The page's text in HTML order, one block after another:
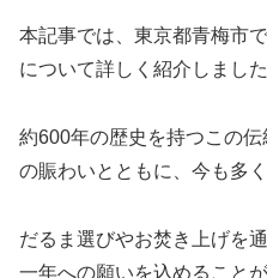
本記事では、東京都青梅市
について詳しく紹介しました
約600年の歴史を持つこの
の賑わいとともに、今も多
だるま選びやお焚き上げを
一年への願いを込めること